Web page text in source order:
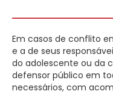
Em casos de conflito
e a de seus
do adolescente ou da
defensor público em
necessários, com